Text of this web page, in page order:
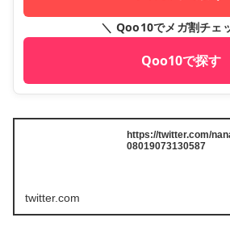
＼ Qoo10でメガ割チェ
Qoo10で探す
https://twitter.com/
08019073130587
twitter.com